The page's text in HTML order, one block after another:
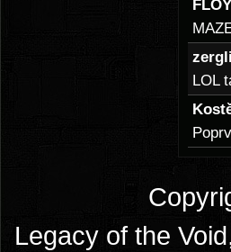
LOL
Legacy of the